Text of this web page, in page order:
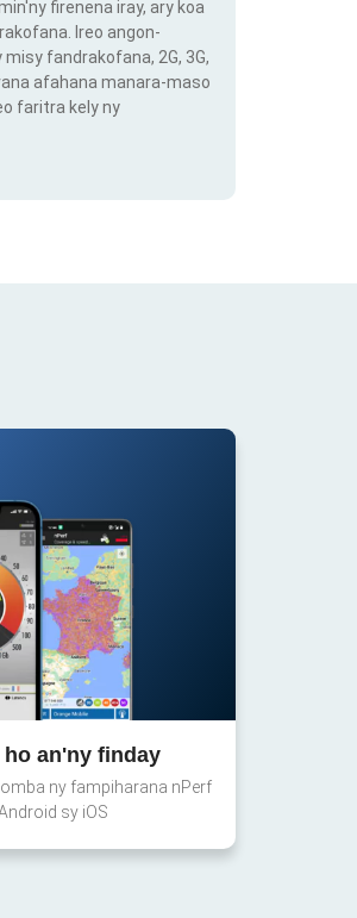
firenena iray, ary koa
Ireo angon-
fandrakofana, 2G, 3G,
afahana manara-maso
faritra kely ny
an'ny finday
ny fampiharana nPerf
sy iOS